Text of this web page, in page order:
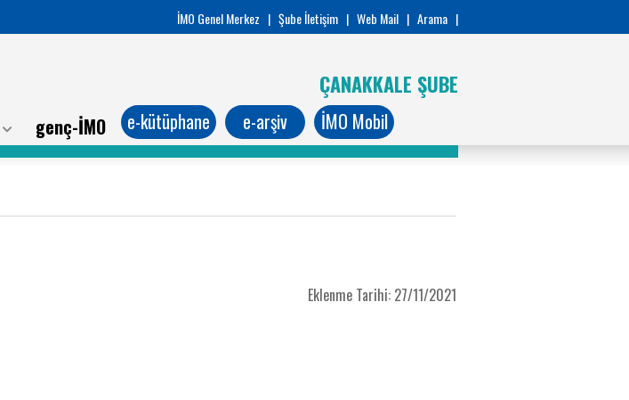
İMO Genel Merkez | Şube İletişim | Web Mail | Arama |
ÇANAKKALE ŞUBE
genç-İMO e-kütüphane e-arşiv İMO Mobil
Eklenme Tarihi: 27/11/2021